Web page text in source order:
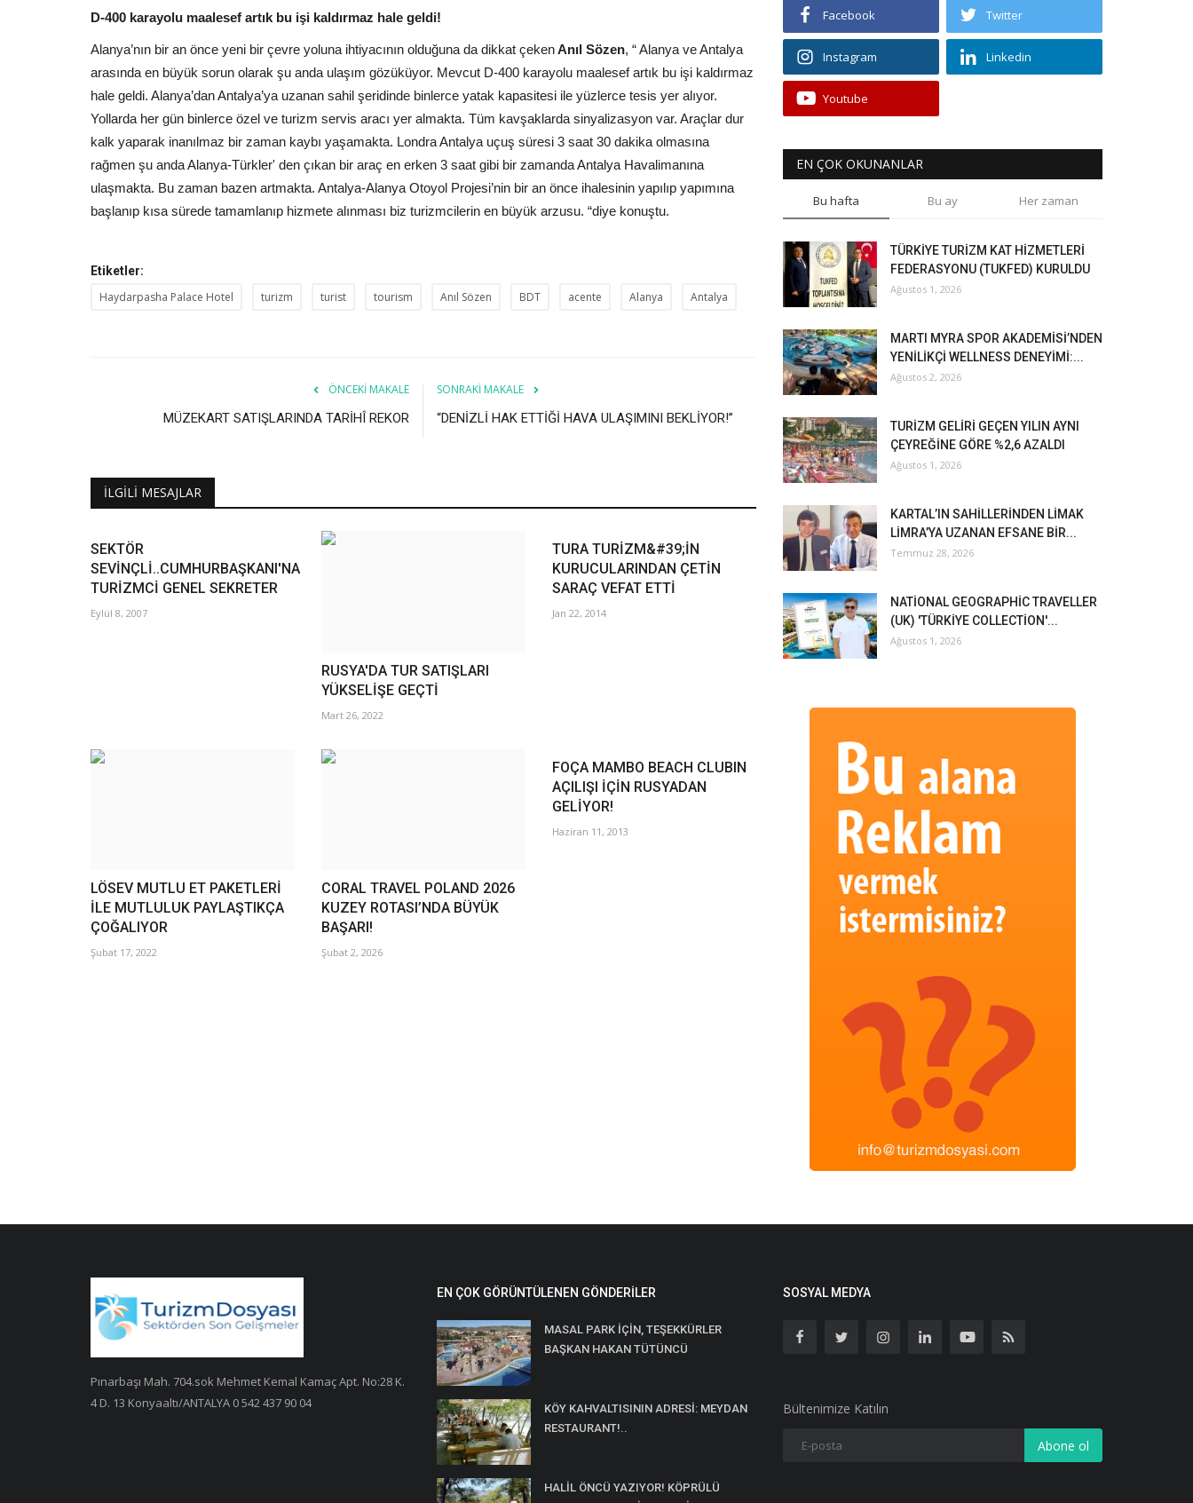
D-400 karayolu maalesef artık bu işi kaldırmaz hale geldi!
Alanya’nın bir an önce yeni bir çevre yoluna ihtiyacının olduğuna da dikkat çekenAnıl Sözen, “ Alanya ve Antalya
arasında en büyük sorun olarak şu anda ulaşım gözüküyor. Mevcut D-400 karayolu maalesef artık bu işi kaldırmaz
hale geldi. Alanya’dan Antalya’ya uzanan sahil şeridinde binlerce yatak kapasitesi ile yüzlerce tesis yer alıyor.
Yollarda her gün binlerce özel ve turizm servis aracı yer almakta. Tüm kavşaklarda sinyalizasyon var. Araçlar dur
kalk yaparak inanılmaz bir zaman kaybı yaşamakta. Londra Antalya uçuş süresi 3 saat 30 dakika olmasına
rağmen şu anda Alanya-Türkler' den çıkan bir araç en erken 3 saat gibi bir zamanda Antalya Havalimanına
ulaşmakta. Bu zaman bazen artmakta. Antalya-Alanya Otoyol Projesi’nin bir an önce ihalesinin yapılıp yapımına
başlanıp kısa sürede tamamlanıp hizmete alınması biz turizmcilerin en büyük arzusu. “diye konuştu.
Etiketler:
Haydarpasha Palace Hotel turizm turist tourism Anıl Sözen BDT acente Alanya Antalya
ÖNCEKI MAKALE
MÜZEKART SATIŞLARINDA TARİHÎ REKOR
SONRAKI MAKALE
“DENİZLİ HAK ETTİĞİ HAVA ULAŞIMINI BEKLİYOR!”
İLGILI MESAJLAR
SEKTÖR
SEVİNÇLİ..CUMHURBAŞKANI'NA
TURİZMCİ GENEL SEKRETER
Eylül 8, 2007
RUSYA'DA TUR SATIŞLARI
YÜKSELİŞE GEÇTİ
Mart 26, 2022
TURA TURİZM&#39;İN
KURUCULARINDAN ÇETİN
SARAÇ VEFAT ETTİ
Jan 22, 2014
LÖSEV MUTLU ET PAKETLERİ
İLE MUTLULUK PAYLAŞTIKÇA
ÇOĞALIYOR
Şubat 17, 2022
CORAL TRAVEL POLAND 2026
KUZEY ROTASI’NDA BÜYÜK
BAŞARI!
Şubat 2, 2026
FOÇA MAMBO BEACH CLUBIN
AÇILIŞI İÇİN RUSYADAN
GELİYOR!
Haziran 11, 2013
Facebook Twitter
Instagram Linkedin
Youtube
EN ÇOK OKUNANLAR
Bu hafta Bu ay Her zaman
TÜRKİYE TURİZM KAT HİZMETLERİ
FEDERASYONU (TUKFED) KURULDU
Ağustos 1, 2026
MARTI MYRA SPOR AKADEMİSİ’NDEN
YENİLİKÇİ WELLNESS DENEYİMİ:...
Ağustos 2, 2026
TURİZM GELİRİ GEÇEN YILIN AYNI
ÇEYREĞİNE GÖRE %2,6 AZALDI
Ağustos 1, 2026
KARTAL’IN SAHİLLERİNDEN LİMAK
LİMRA’YA UZANAN EFSANE BİR...
Temmuz 28, 2026
NATİONAL GEOGRAPHİC TRAVELLER
(UK) 'TÜRKİYE COLLECTİON'...
Ağustos 1, 2026
Pınarbaşı Mah. 704.sok Mehmet Kemal Kamaç Apt. No:28 K.
4 D. 13 Konyaaltı/ANTALYA 0 542 437 90 04
EN ÇOK GÖRÜNTÜLENEN GÖNDERILER
MASAL PARK İÇİN, TEŞEKKÜRLER
BAŞKAN HAKAN TÜTÜNCÜ
KÖY KAHVALTISININ ADRESİ: MEYDAN
RESTAURANT!..
HALİL ÖNCÜ YAZIYOR! KÖPRÜLÜ
SOSYAL MEDYA
Bültenimize Katılın
Abone ol